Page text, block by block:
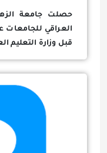
العراقي للجامعات
قبل وزارة التعليم